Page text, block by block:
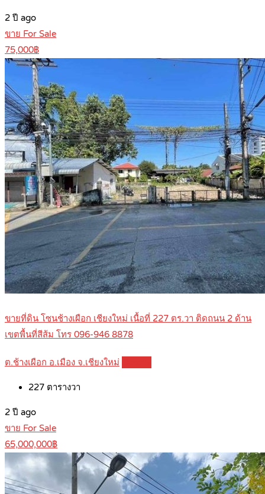
2 ปี ago
ขาย For Sale
75,000฿
ขายที่ดิน โซนช้างเผือก เชียงใหม่ เนื้อที่ 227 ตร.วา ติดถนน 2 ด้าน
เขตพื้นที่สีส้ม โทร 096-946 8878
ต.ช้างเผือก อ.เมือง จ.เชียงใหม่
227 ตารางวา
2 ปี ago
ขาย For Sale
65,000,000฿